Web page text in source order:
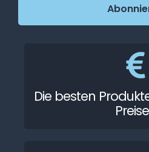
Die besten